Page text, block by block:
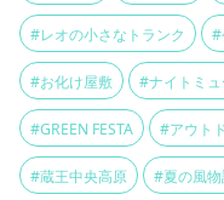
#レオの小さなトランク #
#お化け屋敷 #ナイトミ
#GREEN FESTA #アウト
#蔵王中央高原 #夏の風